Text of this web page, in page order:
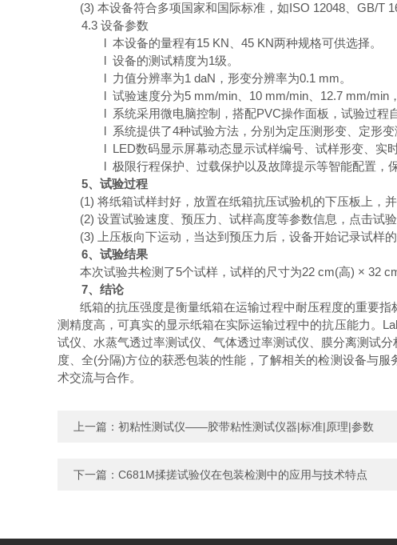
(3) 本设备符合多项国家和国际标准，如ISO 12048 GB/T
4.3 设备参数
l 本设备的量程有15 KN 45 KN两种规格可供选择。
l 设备的测试精度为1级。
l 力值分辨率为1 daN ，形变分辨率为0.1 mm。
l 试验速度分为5 mm/min 10 mm/min 12.7 mm/min
l 系统采用微电脑控制，搭配PVC操作面板，试验过程
l 系统提供了4种试验方法，分别为定压测形变、定形变
l LED数码显示屏幕动态显示试样编号、试样形变、实
l 极限行程保护、过载保护以及故障提示等智能配置，
5、试验过程
(1) 将纸箱试样封好，放置在纸箱抗压试验机的下压板上，
(2) 设置试验速度、预压力、试样高度等参数信息，点击试验
(3)
上压板向下运动，当达到预压力后，设备开始记录试样
6、试验结果
本次试验共检测了5个试样，试样的尺寸为22 cm(高) × 32
7、结论
纸箱的抗压强度是衡量纸箱在运输过程中耐压程度的重要指
测精度高，可真实的显示纸箱在实际运输过程中的抗压能力。
试仪、水蒸气透过率测试仪、气体透过率测试仪、膜分离测试
度、全(分隔)方位的获悉包装的性能，了解相关的检测设备与
术交流与合作。
上一篇： 初粘性测试仪——胶带粘性测试仪器|标准|原理|参数
下一篇： C681M揉搓试验仪在包装检测中的应用与技术特点